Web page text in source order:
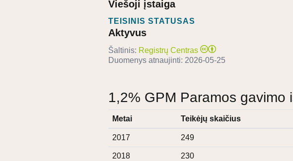
Viešoji įstaiga
TEISINIS STATUSAS
Aktyvus
Šaltinis: Registrų Centras
Duomenys atnaujinti: 2026-05-25
1,2% GPM Paramos gavimo
Metai Teikėjų skaičius
2017 249
2018 230